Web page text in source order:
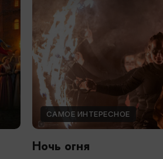
САМОЕ ИНТЕРЕСНОЕ
Ночь огня